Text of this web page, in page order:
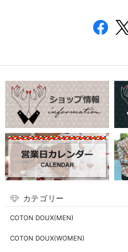
カテゴリー
COTON DOUX(MEN)
COTON DOUX(WOMEN)